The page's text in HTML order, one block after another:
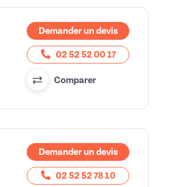
Demander un devis
02 52 52 00 17
Comparer
Demander un devis
02 52 52 78 10